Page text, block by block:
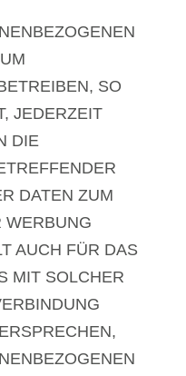
SO
JEDERZEIT
DIE
DATEN ZUM
WERBUNG
AUCH FÜR DAS
MIT SOLCHER